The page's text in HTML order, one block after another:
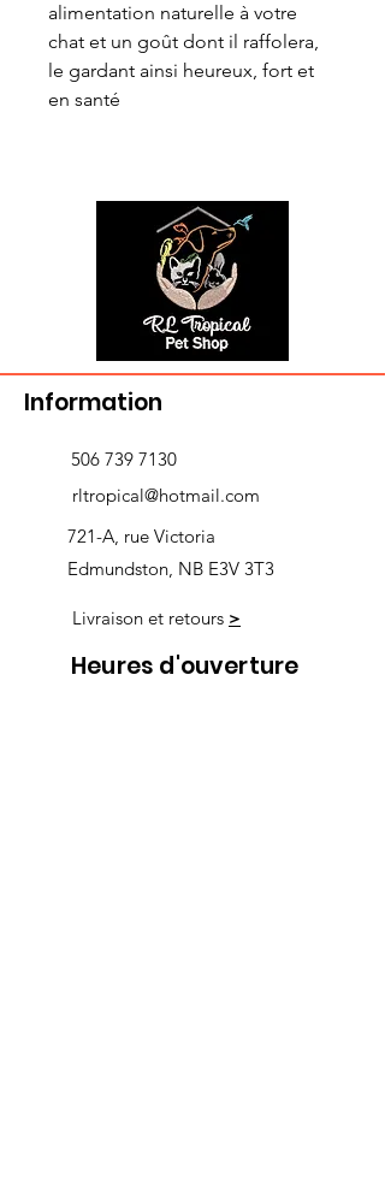
alimentation naturelle à votre
chat et un goût dont il raffolera,
le gardant ainsi heureux, fort et
en santé
Information
506 739 7130
rltropical@hotmail.com
721-A, rue Victoria
Edmundston, NB E3V 3T3
Livraison et retours >
Heures d'ouverture